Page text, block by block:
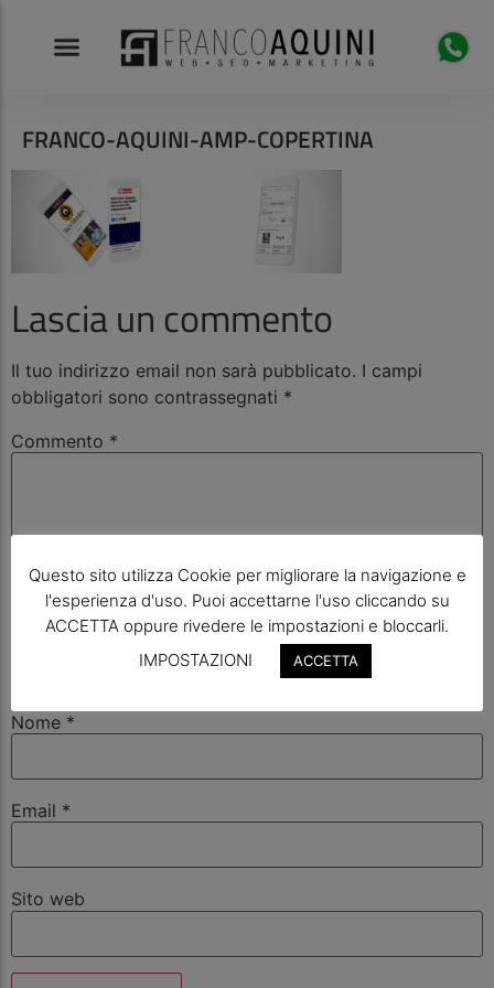
FRANCO-AQUINI-AMP-COPERTINA
Lascia un commento
Il tuo indirizzo email non sarà pubblicato. I campi
obbligatori sono contrassegnati *
Commento *
Nome *
Email *
Sito web
Questo sito utilizza Cookie per migliorare la navigazione e
l'esperienza d'uso. Puoi accettarne l'uso cliccando su
ACCETTA oppure rivedere le impostazioni e bloccarli.
IMPOSTAZIONI
ACCETTA